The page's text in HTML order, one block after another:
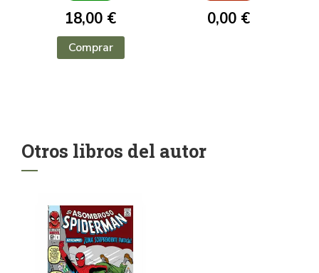
18,00 €
Comprar
0,00 €
Otros libros del autor